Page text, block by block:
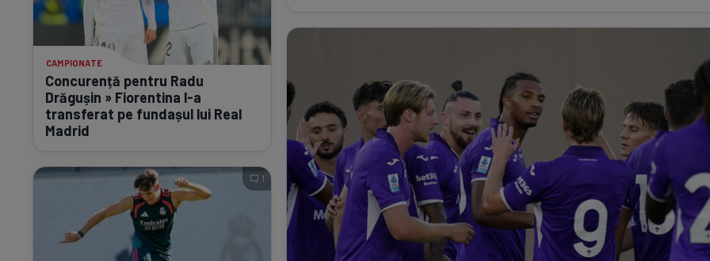
CAMPIONATE
Concurență pentru Radu
Drăgușin » Fiorentina l-a
transferat pe fundașul lui Real
Madrid
1